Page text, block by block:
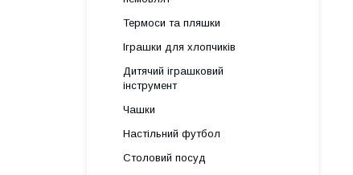
Термоси та пляшки
Іграшки для хлопчиків
Дитячий іграшковий
інструмент
Чашки
Настільний футбол
Столовий посуд